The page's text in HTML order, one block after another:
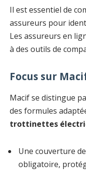
Il est essentiel de
assureurs pour
Les assureurs en
à des outils de
Focus sur
Macif se distingue
des formules
trottinettes
Une couverture
obligatoire,